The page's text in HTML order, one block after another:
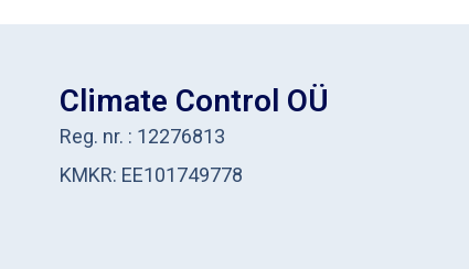
Climate Control OÜ
Reg. nr. : 12276813
KMKR: EE101749778